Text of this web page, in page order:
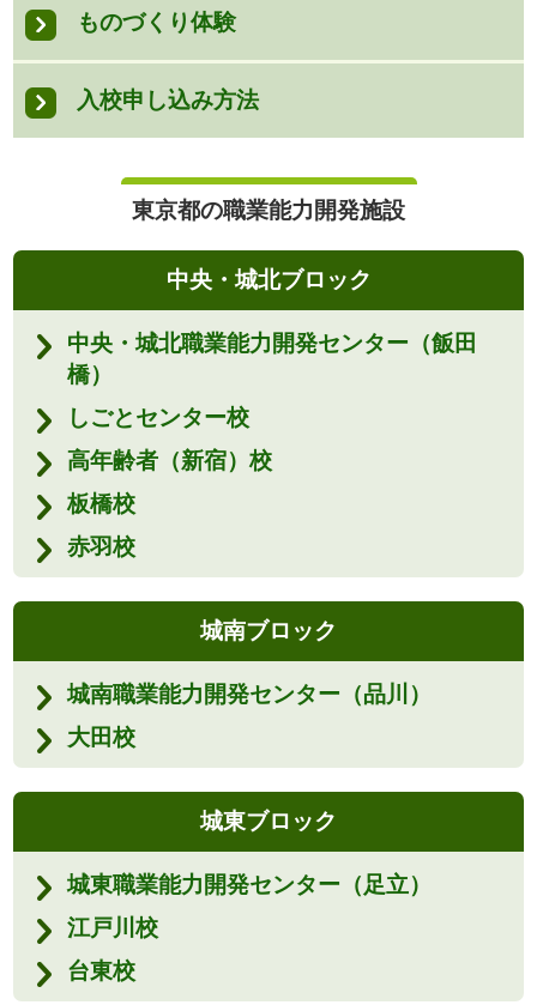
ものづくり体験
入校申し込み方法
東京都の職業能力開発施設
中央・城北ブロック
中央・城北職業能力開発センター（飯田
橋）
しごとセンター校
高年齢者（新宿）校
板橋校
赤羽校
城南ブロック
城南職業能力開発センター（品川）
大田校
城東ブロック
城東職業能力開発センター（足立）
江戸川校
台東校